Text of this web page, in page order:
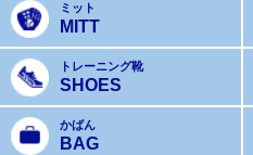
ミット
MITT
トレーニング靴
SHOES
かばん
BAG